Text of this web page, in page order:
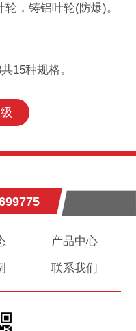
，铸铝叶轮(防爆)。
15种规格。
产品中心
联系我们